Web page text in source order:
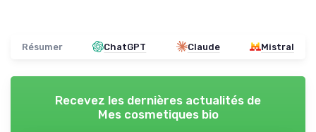
Résumer ChatGPT Claude Mistral
Recevez les dernières actualités de
Mes cosmetiques bio